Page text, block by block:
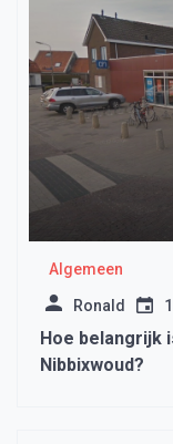
Algemeen
Ronald
Hoe belangrijk
Nibbixwoud?